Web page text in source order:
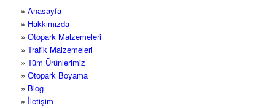
» Anasayfa
» Hakkımızda
» Otopark Malzemeleri
» Trafik Malzemeleri
» Tüm Ürünlerimiz
» Otopark Boyama
» Blog
» İletişim